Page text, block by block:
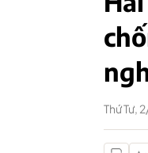
Thứ Tư,